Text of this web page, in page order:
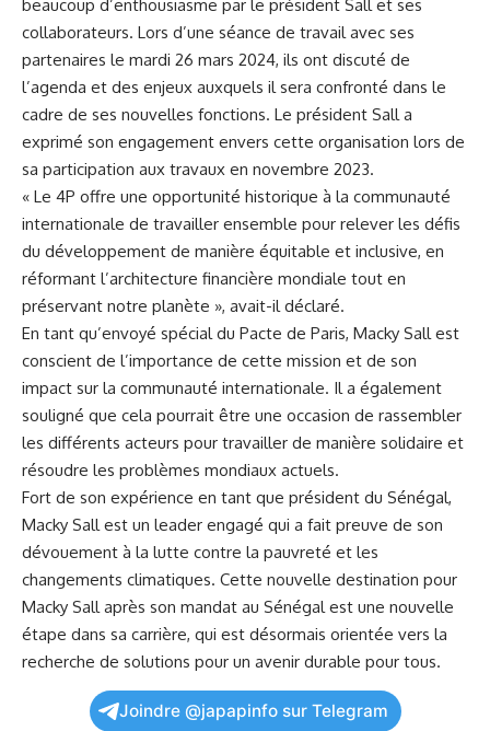
beaucoup d’enthousiasme par le ⁤président Sall ⁢et ses
collaborateurs. Lors‍ d’une ⁣séance de travail avec ses
partenaires le mardi 26 ‍mars 2024, ⁢ils ont discuté de
l’agenda et des ⁤enjeux ⁣auxquels il sera confronté dans le
cadre de ses nouvelles fonctions. Le président Sall a
exprimé son engagement envers cette organisation lors de
sa participation aux ‌travaux en novembre 2023.
« Le 4P offre une opportunité historique à la communauté
‌internationale de travailler ensemble pour relever les défis
du développement de⁤ manière équitable et inclusive, en
réformant l’architecture financière mondiale tout en
préservant notre planète »,‌ avait-il déclaré.
En tant qu’envoyé spécial du‍ Pacte de Paris, Macky Sall est
conscient de l’importance de cette mission et de son
impact sur la communauté internationale. Il a également
souligné que cela pourrait être une occasion de rassembler
les différents acteurs pour travailler de manière ‌solidaire et
résoudre les problèmes mondiaux actuels.
Fort de son expérience en tant que président du Sénégal,
Macky ⁣Sall est un ‌leader engagé qui⁢ a fait preuve de‌ son
dévouement à la lutte contre la pauvreté et⁤ les
changements⁤ climatiques.⁣ Cette nouvelle destination pour
Macky Sall après son ⁣mandat au Sénégal est une nouvelle
étape ‌dans sa ‌carrière, qui ‌est désormais orientée vers la
recherche de solutions pour un avenir durable pour tous.
Joindre @japapinfo sur Telegram